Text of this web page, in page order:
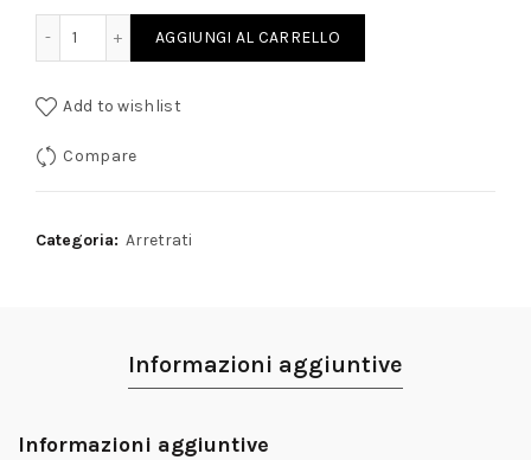
AGGIUNGI AL CARRELLO
Add to wishlist
Compare
Categoria: Arretrati
Informazioni aggiuntive
Informazioni aggiuntive